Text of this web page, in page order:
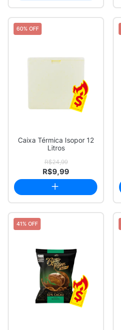
60% OFF
Caixa Térmica Isopor 12
Litros
R$24,99
R$9,99
41% OFF